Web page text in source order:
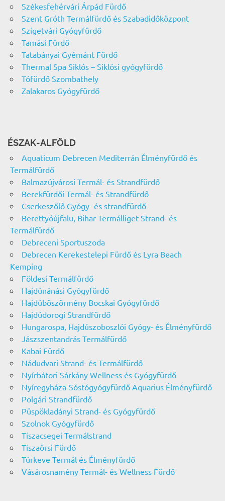
Székesfehérvári Árpád Fürdő
Szent Gróth Termálfürdő és Szabadidőközpont
Szigetvári Gyógyfürdő
Tamási Fürdő
Tatabányai Gyémánt Fürdő
Thermal Spa Siklós – Siklósi gyógyfürdő
Tófürdő Szombathely
Zalakaros Gyógyfürdő
ÉSZAK-ALFÖLD
Aquaticum Debrecen Mediterrán Élményfürdő és
Termálfürdő
Balmazújvárosi Termál- és Strandfürdő
Berekfürdői Termál- és Strandfürdő
Cserkeszőlő Gyógy- és strandfürdő
Berettyóújfalu, Bihar Termálliget Strand- és
Termálfürdő
Debreceni Sportuszoda
Debrecen Kerekestelepi Fürdő és Lyra Beach
Kemping
Földesi Termálfürdő
Hajdúnánási Gyógyfürdő
Hajdúböszörmény Bocskai Gyógyfürdő
Hajdúdorogi Strandfürdő
Hungarospa, Hajdúszoboszlói Gyógy- és Élményfürdő
Jászszentandrás Termálfürdő
Kabai Fürdő
Nádudvari Strand- és Termálfürdő
Nyírbátori Sárkány Wellness és Gyógyfürdő
Nyíregyháza-Sóstógyógyfürdő Aquarius Élményfürdő
Polgári Strandfürdő
Püspökladányi Strand- és Gyógyfürdő
Szolnok Gyógyfürdő
Tiszacsegei Termálstrand
Tiszaörsi Fürdő
Túrkeve Termál és Élményfürdő
Vásárosnamény Termál- és Wellness Fürdő